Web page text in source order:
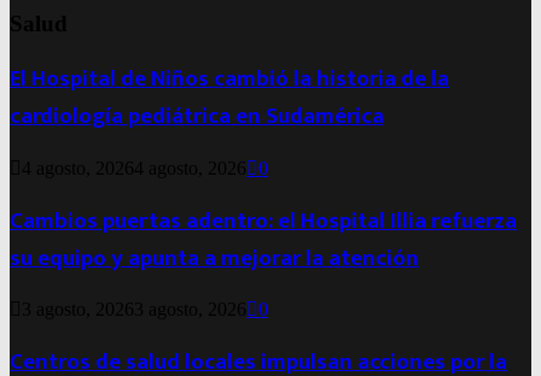
Salud
El Hospital de Niños cambió la historia de la
cardiología pediátrica en Sudamérica
4 agosto, 20264 agosto, 2026 0
Cambios puertas adentro: el Hospital Illia refuerza
su equipo y apunta a mejorar la atención
3 agosto, 2026 3 agosto, 2026 0
Centros de salud locales impulsan acciones por la